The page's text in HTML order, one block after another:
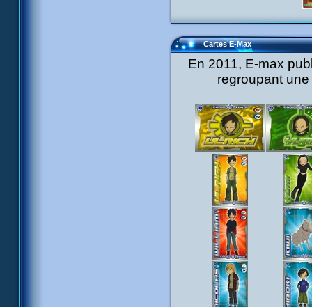
Cartes E-Max
En 2011, E-max
regroupant